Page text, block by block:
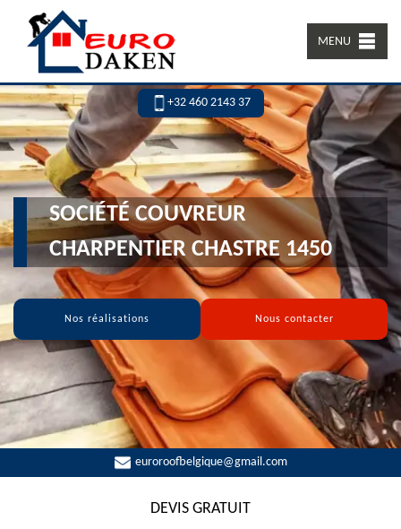
MENU
+32 460 2143 37
SOCIÉTÉ COUVREUR
CHARPENTIER CHASTRE 1450
Nos réalisations Nous contacter
euroroofbelgique@gmail.com
DEVIS GRATUIT